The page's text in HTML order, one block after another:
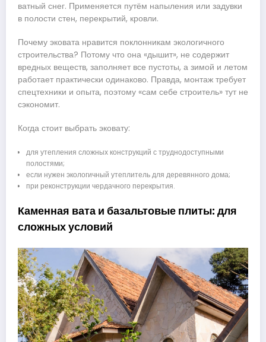
ватный снег. Применяется путём напыления или задувки
в полости стен, перекрытий, кровли.
Почему эковата нравится поклонникам экологичного
строительства? Потому что она «дышит», не содержит
вредных веществ, заполняет все пустоты, а зимой и летом
работает практически одинаково. Правда, монтаж требует
спецтехники и опыта, поэтому «сам себе строитель» тут не
сэкономит.
Когда стоит выбрать эковату:
для утепления сложных конструкций с труднодоступными
полостями;
если нужен экологичный утеплитель для деревянного дома;
при реконструкции чердачного перекрытия.
Каменная вата и базальтовые плиты: для
сложных условий